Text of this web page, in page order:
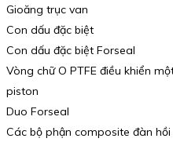
Gioăng trục van
Con dấu đặc biệt
Con dấu đặc biệt Forseal
Vòng chữ O PTFE điều khiển
piston
Duo Forseal
Các bộ phận composite đàn